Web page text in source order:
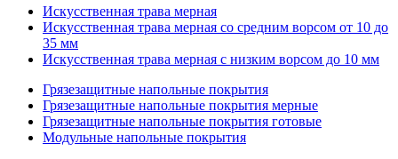
Искуccтвенная трава мерная
Искусственная трава мерная со средним ворсом от 10 до
35 мм
Искусственная трава мерная с низким ворсом до 10 мм
Грязезащитные напольные покрытия
Грязезащитные напольные покрытия мерные
Грязезащитные напольные покрытия готовые
Модульные напольные покрытия